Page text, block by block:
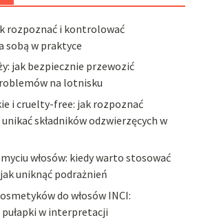
rozpoznać i kontrolować
sobą w praktyce
jak bezpiecznie przewozić
na lotnisku
i cruelty-free: jak rozpoznać
składników odzwierzęcych w
włosów: kiedy warto stosować
uniknąć podrażnień
do włosów INCI:
pułapki w interpretacji